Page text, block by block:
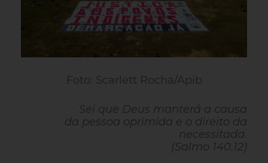
Foto: Scarlett Rocha/Apib
Sei que Deus manterá a causa
da pessoa oprimida e o direito da
necessitada.
(Salmo 140.12)